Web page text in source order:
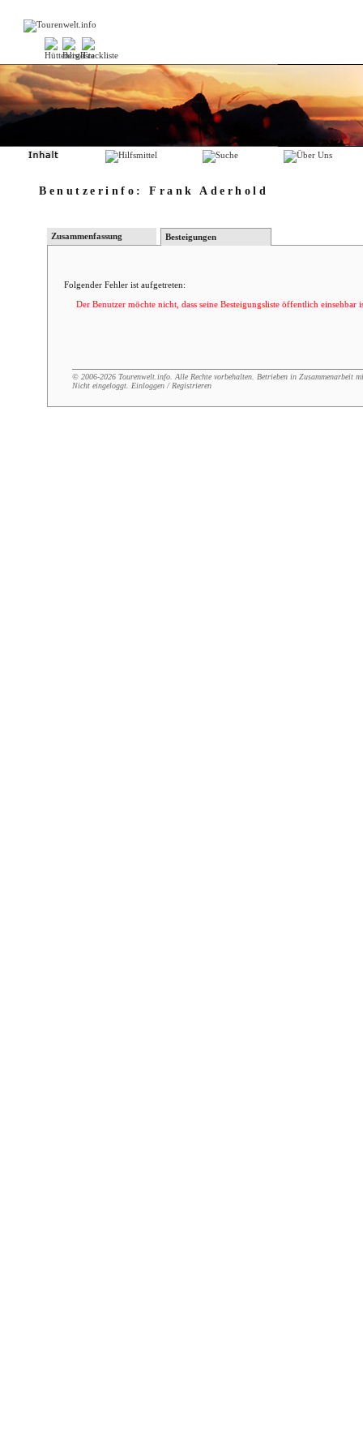
Benutzerinfo: Frank Aderhold
Zusammenfassung Besteigungen
Folgender Fehler ist aufgetreten:
Der Benutzer möchte nicht, dass seine Besteigungsliste öffentlich einsehbar
© 2006-2026 Tourenwelt.info . Alle Rechte vorbehalten. Betrieben in Zusammenarbeit
Nicht eingeloggt. Einloggen / Registrieren